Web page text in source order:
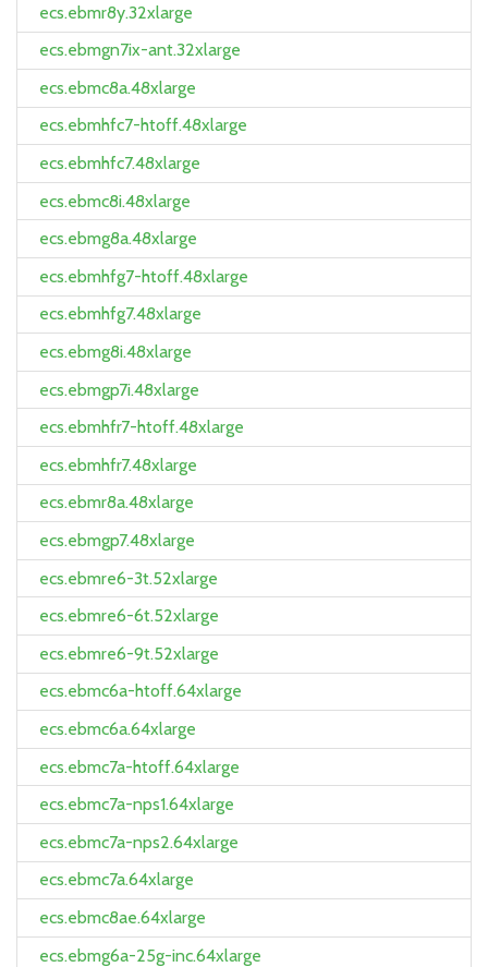
ecs.ebmr8y.32xlarge
ecs.ebmgn7ix-ant.32xlarge
ecs.ebmc8a.48xlarge
ecs.ebmhfc7-htoff.48xlarge
ecs.ebmhfc7.48xlarge
ecs.ebmc8i.48xlarge
ecs.ebmg8a.48xlarge
ecs.ebmhfg7-htoff.48xlarge
ecs.ebmhfg7.48xlarge
ecs.ebmg8i.48xlarge
ecs.ebmgp7i.48xlarge
ecs.ebmhfr7-htoff.48xlarge
ecs.ebmhfr7.48xlarge
ecs.ebmr8a.48xlarge
ecs.ebmgp7.48xlarge
ecs.ebmre6-3t.52xlarge
ecs.ebmre6-6t.52xlarge
ecs.ebmre6-9t.52xlarge
ecs.ebmc6a-htoff.64xlarge
ecs.ebmc6a.64xlarge
ecs.ebmc7a-htoff.64xlarge
ecs.ebmc7a-nps1.64xlarge
ecs.ebmc7a-nps2.64xlarge
ecs.ebmc7a.64xlarge
ecs.ebmc8ae.64xlarge
ecs.ebmg6a-25g-inc.64xlarge